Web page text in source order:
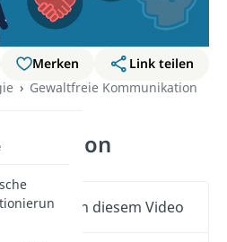
Merken
Link teilen
Gewaltfreie Kommunikation
Inhalte in diesem Video